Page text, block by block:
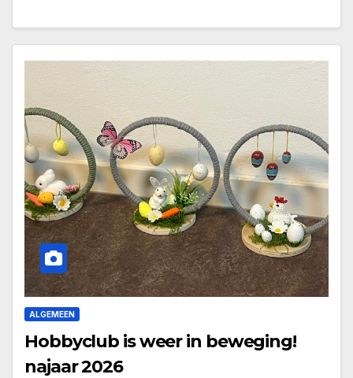
ALGEMEEN
Hobbyclub is weer in beweging!
najaar 2026